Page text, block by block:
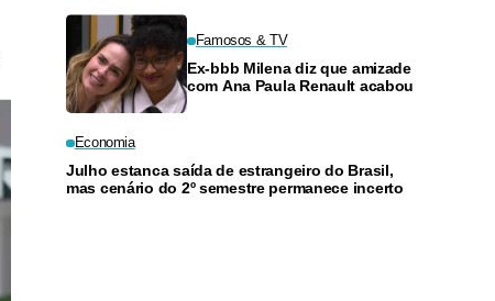
Famosos & TV
Ex-bbb Milena diz que amizade
com Ana Paula Renault acabou
Economia
Julho estanca saída de estrangeiro do Brasil,
mas cenário do 2º semestre permanece incerto